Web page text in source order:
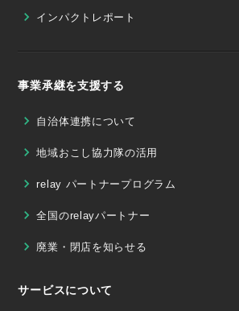
インパクトレポート
事業承継を支援する
自治体連携について
地域おこし協力隊の活用
relay パートナープログラム
全国のrelayパートナー
廃業・閉店を知らせる
サービスについて